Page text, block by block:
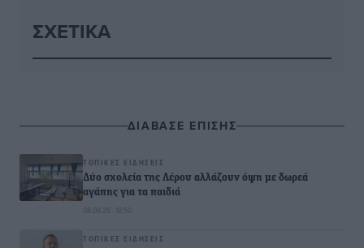
ΣΧΕΤΙΚΆ
ΔΙΑΒΑΣΕ ΕΠΙΣΗΣ
ΤΟΠΙΚΈΣ ΕΙΔΉΣΕΙΣ
Δύο σχολεία της Λέρου αλλάζουν όψη με δωρεά
αγάπης για τα παιδιά
08.08.26 · 18:50
ΤΟΠΙΚΈΣ ΕΙΔΉΣΕΙΣ